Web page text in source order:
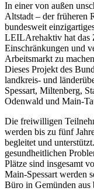
In einer von außen
Altstadt – der früheren
bundesweit
LEILArehaktiv hat das
Einschränkungen und
Arbeitsmarkt zu
Dieses Projekt des
landkreis- und
Spessart, Miltenberg,
Odenwald und Main-
Die freiwilligen
werden bis zu fünf
begleitet und
gesundheitlichen
Plätze sind insgesamt
Main-Spessart werden
Büro in Gemünden aus